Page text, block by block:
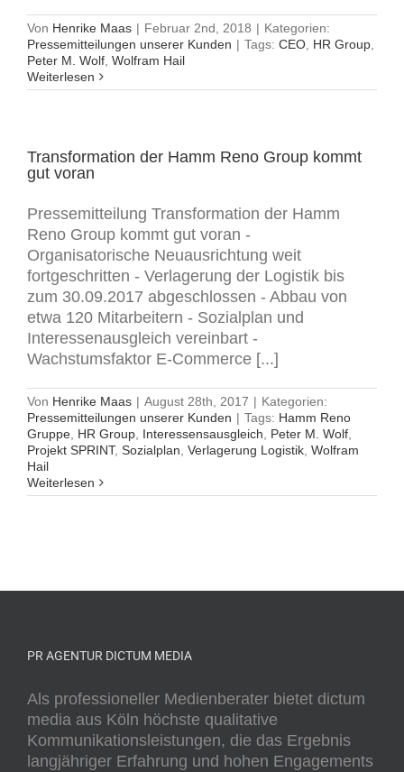
Von Henrike Maas | Februar 2nd, 2018 | Kategorien:
Pressemitteilungen unserer Kunden | Tags: CEO HR Group
Peter M. Wolf Wolfram Hail
Weiterlesen
Transformation der Hamm Reno Group kommt
gut voran
Pressemitteilung Transformation der Hamm
Reno Group kommt gut voran -
Organisatorische Neuausrichtung weit
fortgeschritten - Verlagerung der Logistik bis
zum 30.09.2017 abgeschlossen - Abbau von
etwa 120 Mitarbeitern - Sozialplan und
Interessenausgleich vereinbart -
Wachstumsfaktor E-Commerce [...]
Von Henrike Maas | August 28th, 2017 | Kategorien:
Pressemitteilungen unserer Kunden | Tags: Hamm Reno
Gruppe HR Group Interessensausgleich Peter M. Wolf
Projekt SPRINT, Sozialplan Verlagerung Logistik Wolfram
Hail
Weiterlesen
PR AGENTUR DICTUM MEDIA
Als professioneller Medienberater bietet dictum
media aus Köln höchste qualitative
Kommunikationsleistungen, die das Ergebnis
langjähriger Erfahrung und hohen Engagements